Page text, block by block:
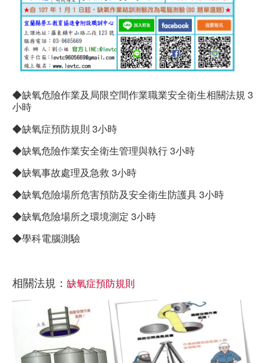
◆缺氧危險作業及局限空間作業職業安全衛生相關法規 3
小時
◆缺氧症預防規則 3小時
◆缺氧危險作業安全衛生管理與執行 3小時
◆缺氧事故處理及急救 3小時
◆缺氧危險場所危害預防及安全衛生防護具 3小時
◆缺氧危險場所之環境測定 3小時
◆學科電腦測驗
相關法規： 缺氧症預防規則